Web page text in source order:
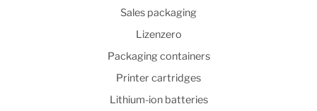
Sales packaging
Lizenzero
Packaging containers
Printer cartridges
Lithium-ion batteries